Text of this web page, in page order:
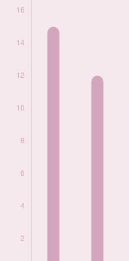
Popularité du
2019
2022